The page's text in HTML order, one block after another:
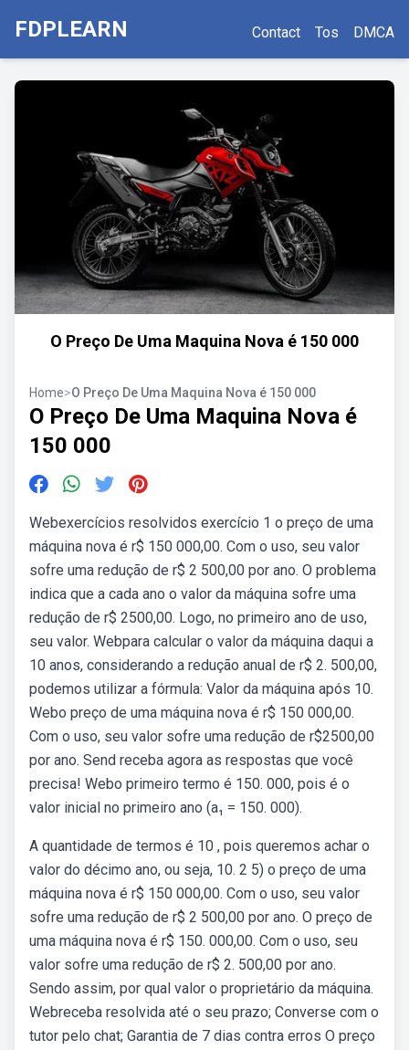
FDPLEARN Contact Tos DMCA
O Preço De Uma Maquina Nova é 150 000
Home>O Preço De Uma Maquina Nova é 150 000
O Preço De Uma Maquina Nova é
150 000
Webexercícios resolvidos exercício 1 o preço de uma
máquina nova é r$ 150 000,00. Com o uso, seu valor
sofre uma redução de r$ 2 500,00 por ano. O problema
indica que a cada ano o valor da máquina sofre uma
redução de r$ 2500,00. Logo, no primeiro ano de uso,
seu valor. Webpara calcular o valor da máquina daqui a
10 anos, considerando a redução anual de r$ 2. 500,00,
podemos utilizar a fórmula: Valor da máquina após 10.
Webo preço de uma máquina nova é r$ 150 000,00.
Com o uso, seu valor sofre uma redução de r$2500,00
por ano. Send receba agora as respostas que você
precisa! Webo primeiro termo é 150. 000, pois é o
valor inicial no primeiro ano (a₁ = 150. 000).
A quantidade de termos é 10 , pois queremos achar o
valor do décimo ano, ou seja, 10. 2 5) o preço de uma
máquina nova é r$ 150 000,00. Com o uso, seu valor
sofre uma redução de r$ 2 500,00 por ano. O preço de
uma máquina nova é r$ 150. 000,00. Com o uso, seu
valor sofre uma redução de r$ 2. 500,00 por ano.
Sendo assim, por qual valor o proprietário da máquina.
Webreceba resolvida até o seu prazo; Converse com o
tutor pelo chat; Garantia de 7 dias contra erros O preço